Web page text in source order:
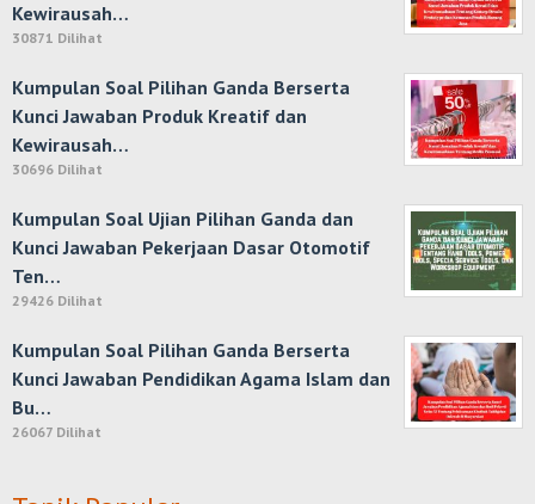
Kewirausah…
30871 Dilihat
Kumpulan Soal Pilihan Ganda Berserta
Kunci Jawaban Produk Kreatif dan
Kewirausah…
30696 Dilihat
Kumpulan Soal Ujian Pilihan Ganda dan
Kunci Jawaban Pekerjaan Dasar Otomotif
Ten…
29426 Dilihat
Kumpulan Soal Pilihan Ganda Berserta
Kunci Jawaban Pendidikan Agama Islam dan
Bu…
26067 Dilihat